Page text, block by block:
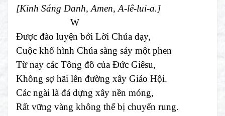
[Kinh Sáng Danh, Amen, A-lê-lui-a.]
W
Được đào luyện bởi Lời Chúa dạy,
Cuộc khổ hình Chúa sàng sảy một phen
Từ nay các Tông đồ của Đức Giêsu,
Không sợ hãi lên đường xây Giáo Hội.
Các ngài là đá dựng xây nền móng,
Rất vững vàng không thể bị chuyển rung.